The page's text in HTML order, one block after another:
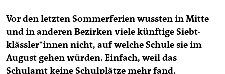
Problem. In Pankow gingen am 17. Oktober rund 500
Eltern auf die Straße und forderten mehr Geld für den
Schulbau. Aktionen in weiteren Bezirken sollen folgen.
Am 26. November mobilisiert das Bildungsbündnis
„Schule muss anders“ zu einer berlinweiten Demo ab
14 Uhr zum Oranienplatz in Kreuzberg.(akl)
Vor den letzten Sommerferien wussten in Mitte
und in anderen Bezirken viele künftige Siebt­
kläss­le­r*in­nen nicht, auf welche Schule sie im
August gehen würden. Einfach, weil das
Schulamt keine Schulplätze mehr fand.